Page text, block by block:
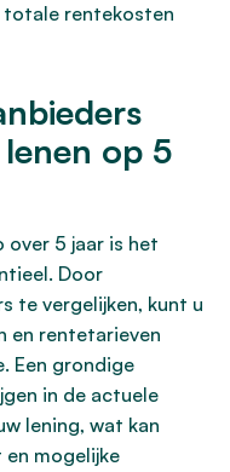
totale rentekosten
op 5
over 5 jaar is het
Door
te vergelijken, kunt u
en rentetarieven
Een grondige
in de actuele
lening, wat kan
mogelijke